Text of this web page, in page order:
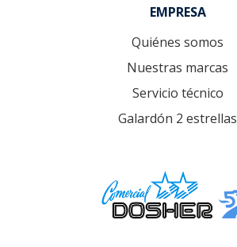
EMPRESA
Quiénes somos
Nuestras marcas
Servicio técnico
Galardón 2 estrellas